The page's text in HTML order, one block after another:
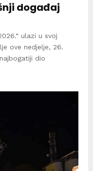
događaj
ulazi u svoj
ove nedjelje, 26.
dio